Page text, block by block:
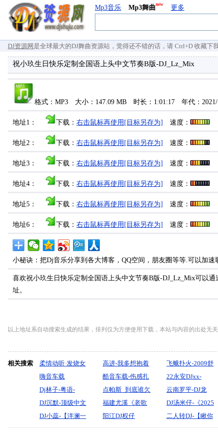
Mp3音乐 Mp3舞曲new 更多
DJ资源网 是全球最大的DJ舞曲资源站，觉得还不错的话，请 Ctrl+D 收藏下
祝小玖生日快乐定制全国语上头中文节奏B版-DJ_Lz_Mix
格式：MP3 大小：147.09 MB 时长：1:01:17 年代：
地址1： 下载： 右击鼠标再使用[目标另存为] 速度：
地址2： 下载： 右击鼠标再使用[目标另存为] 速度：
地址3： 下载： 右击鼠标再使用[目标另存为] 速度：
地址4： 下载： 右击鼠标再使用[目标另存为] 速度：
地址5： 下载： 右击鼠标再使用[目标另存为] 速度：
地址6： 下载： 右击鼠标再使用[目标另存为] 速度：
小秘诀：把Dj音乐分享到各大博客，QQ空间，朋友圈等等.可以加速
喜欢祝小玖生日快乐定制全国语上头中文节奏B版-DJ_Lz_Mix可以
址。
以上地址系自动搜索生成的结果，排列仅为方便使用下载，本站与内容的出处无
相关搜索
柔情动听·发烧女
声《你是我的传
说》车载大碟-酷
音领域-dj贝奇
mix
高进-我多想抱着
你哭
DJ_YONG_REMIX
飞蛾扑火-2009舒
适版本
(DJROWEI
REMIX)
嗨音车载
2024《刷唞音
Live合唱版38碟
全景音效（虎）
酷音车载-伤感扎
心情歌《昨夜的
酒清晨的粥情·
罪》中文车载靓
22永安DJxx-
2025-VIP（心已
经碎了，不想再
爱谁了）专属
Dj林子-粤语-
ProgHouse有钱不
去北上广落难必
点帕斯_到底谁欠
了谁的爱情债
（哈达制作）
云南罗平-DJ龙
泡-精选
Electronics沈风
DJ沉默-顶级中文
DJ-阿哥阿妹不分
福建尤溪《老歌
翻唱电子琴伴奏.
DJ汤米仔-《2025
最新最火》【童
DJ小蕊-【洋澜一
阳江DJ权仔
二人转DJ-【瞅你